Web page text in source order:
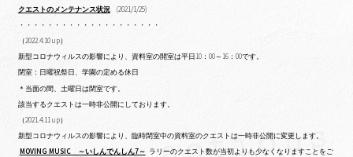
クエストのメンテナンス状況(2021/1/25)
・・・・・・・・・・・・・・・・・・・・
（2022.4.10 up）
新型コロナウィルスの影響により、資料室の開室は平日10：00～16：00です。
閉室：日曜祝祭日、学園の定める休日
＊当面の間、土曜日は閉室です。
該当するクエストは一時非公開にしております。
（2021.4.11 up）
新型コロナウィルスの影響により、臨時閉室中の資料室のクエストは一時非公開に変更します。
MOVING MUSIC ～いしんでんしん7～ ラリーのクエスト数が当初よりも少なくなりますことをご